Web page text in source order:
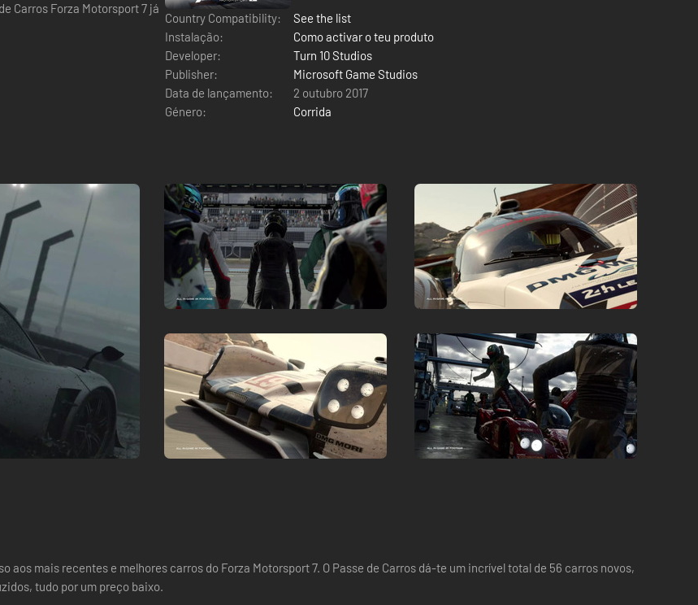
Country Compatibility:
See the list
Instalação:
Como activar o teu produto
Developer:
Turn 10 Studios
Publisher:
Microsoft Game Studios
Data de lançamento:
2 outubro 2017
Género:
Corrida
aos mais recentes e melhores carros do Forza Motorsport 7. O Passe de Carros dá-te um incrível total de 56 carros novos,
tudo por um preço baixo.